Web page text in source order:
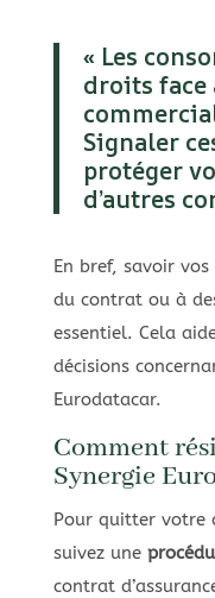
« Les
droits face
Signaler
protéger
d’autres
En bref, savoir
du contrat ou à
essentiel. Cela
décisions
Eurodatacar.
Comment
Synergie
Pour quitter votre
suivez une
contrat